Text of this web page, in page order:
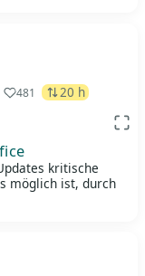
481 20 h
kritische
möglich ist, durch